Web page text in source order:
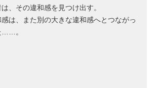
、その違和感を見つけ出す。
感は、また別の大きな違和感へとつながっ
……。